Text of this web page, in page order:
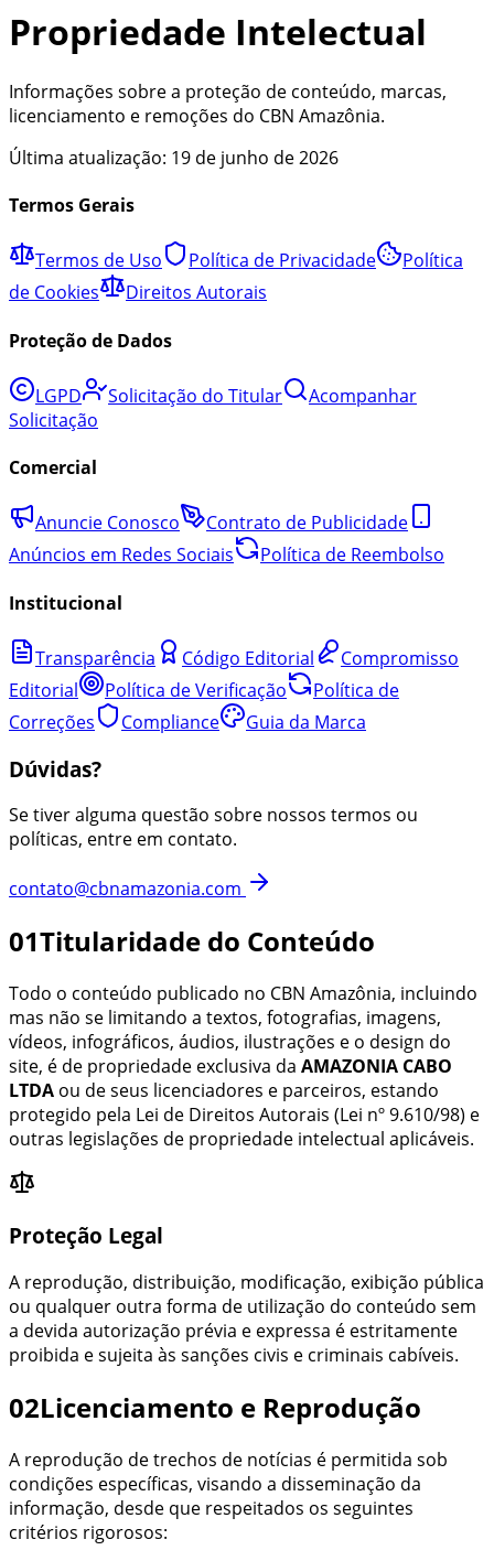
Propriedade Intelectual
Informações sobre a proteção de conteúdo, marcas,
licenciamento e remoções do CBN Amazônia.
Última atualização: 19 de junho de 2026
Termos Gerais
Termos de Uso Política de Privacidade
Política
de Cookies
Direitos Autorais
Proteção de Dados
LGPD Solicitação do Titular
Acompanhar
Solicitação
Comercial
Anuncie Conosco
Contrato de Publicidade
Anúncios em Redes Sociais
Política de Reembolso
Institucional
Transparência Código Editorial
Compromisso
Editorial
Política de Verificação
Política de
Correções
Compliance Guia da Marca
Dúvidas?
Se tiver alguma questão sobre nossos termos ou
políticas, entre em contato.
contato@cbnamazonia.com
01Titularidade do Conteúdo
Todo o conteúdo publicado no CBN Amazônia, incluindo
mas não se limitando a textos, fotografias, imagens,
vídeos, infográficos, áudios, ilustrações e o design do
site, é de propriedade exclusiva da AMAZONIA CABO
LTDA ou de seus licenciadores e parceiros, estando
protegido pela Lei de Direitos Autorais (Lei nº 9.610/98) e
outras legislações de propriedade intelectual aplicáveis.
Proteção Legal
A reprodução, distribuição, modificação, exibição pública
ou qualquer outra forma de utilização do conteúdo sem
a devida autorização prévia e expressa é estritamente
proibida e sujeita às sanções civis e criminais cabíveis.
02Licenciamento e Reprodução
A reprodução de trechos de notícias é permitida sob
condições específicas, visando a disseminação da
informação, desde que respeitados os seguintes
critérios rigorosos: